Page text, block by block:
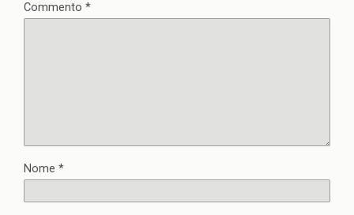
Commento *
Nome *